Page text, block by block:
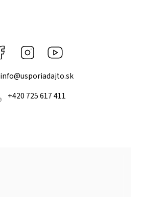
Facebook Instagram
info@usporiadajto.sk
+420 725 617 411